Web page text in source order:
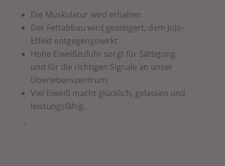
Die Muskulatur wird erhalten
Der Fettabbau wird gesteigert, dem JoJo-
Effekt entgegengewirkt
Hohe Eiweißzufuhr sorgt für Sättigung
und für die richtigen Signale an unser
Überlebenszentrum.
Viel Eiweiß macht glücklich, gelassen und
leistungsfähig.
´